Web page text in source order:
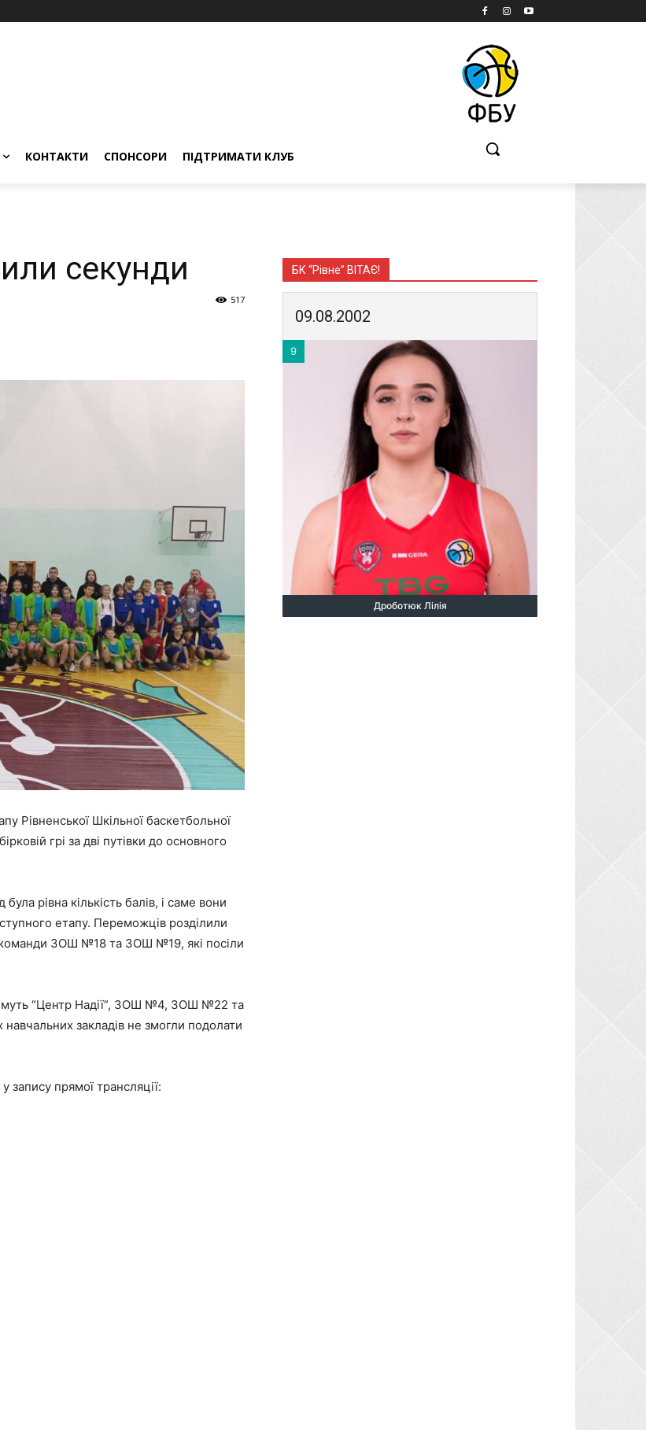
КОНТАКТИ СПОНСОРИ ПІДТРИМАТИ КЛУБ
секунди
517
Рівненської Шкільної баскетбольної
грі за дві путівки до основного
рівна кількість балів, і саме вони
етапу. Переможців розділили
команди ЗОШ №18 та ЗОШ №19, які посіли
“Центр Надії”, ЗОШ №4, ЗОШ №22 та
навчальних закладів не змогли подолати
запису прямої трансляції:
БК “Рівне” ВІТАЄ!
09.08.2002
9
Дроботюк Лілія